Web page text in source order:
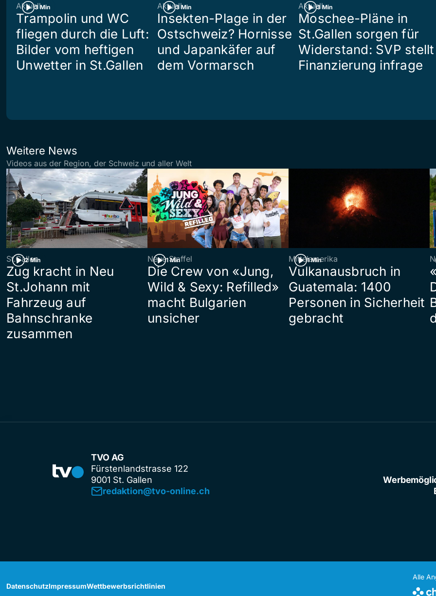
3 Min
Aktuell
Trampolin und WC
fliegen durch die Luft:
Bilder vom heftigen
Unwetter in St.Gallen
3 Min
Aktuell
Insekten-Plage in der
Ostschweiz? Hornisse
und Japankäfer auf
dem Vormarsch
3 Min
Aktuell
Moschee-Pläne in
St.Gallen sorgen für
Widerstand: SVP stellt
Finanzierung infrage
Weitere News
Videos aus der Region, der Schweiz und aller Welt
2 Min
St.Gallen
Zug kracht in Neu
St.Johann mit
Fahrzeug auf
Bahnschranke
zusammen
1 Min
Neue Staffel
Die Crew von «Jung,
Wild & Sexy: Refilled»
macht Bulgarien
unsicher
1 Min
Mittelamerika
Vulkanausbruch in
Guatemala: 1400
Personen in Sicherheit
gebracht
TVO AG
Fürstenlandstrasse 122
9001 St. Gallen
redaktion@tvo-online.ch
DatenschutzImpressumWettbewerbsrichtlinien
Alle